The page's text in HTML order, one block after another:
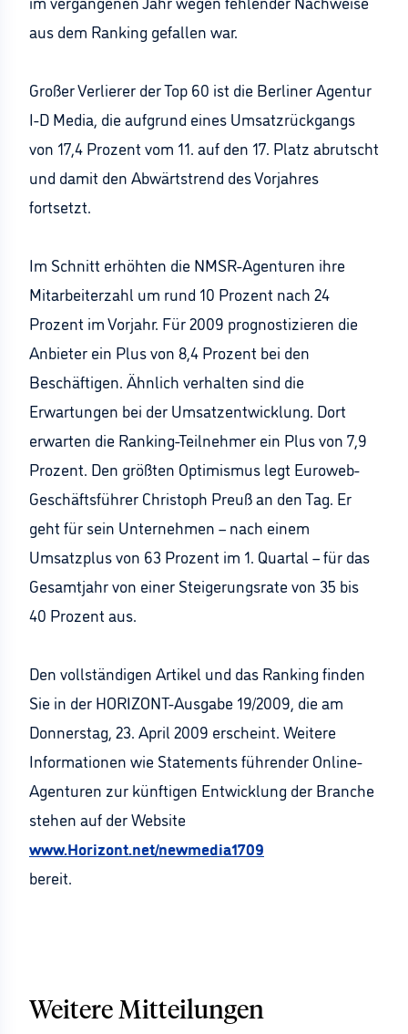
aus dem Ranking gefallen war.
Großer Verlierer der Top 60 ist die Berliner Agentur
I-D Media, die aufgrund eines Umsatzrückgangs
von 17,4 Prozent vom 11. auf den 17. Platz abrutscht
und damit den Abwärtstrend des Vorjahres
fortsetzt.
Im Schnitt erhöhten die NMSR-Agenturen ihre
Mitarbeiterzahl um rund 10 Prozent nach 24
Prozent im Vorjahr. Für 2009 prognostizieren die
Anbieter ein Plus von 8,4 Prozent bei den
Beschäftigen. Ähnlich verhalten sind die
Erwartungen bei der Umsatzentwicklung. Dort
erwarten die Ranking-Teilnehmer ein Plus von 7,9
Prozent. Den größten Optimismus legt Euroweb-
Geschäftsführer Christoph Preuß an den Tag. Er
geht für sein Unternehmen – nach einem
Umsatzplus von 63 Prozent im 1. Quartal – für das
Gesamtjahr von einer Steigerungsrate von 35 bis
40 Prozent aus.
Den vollständigen Artikel und das Ranking finden
Sie in der HORIZONT-Ausgabe 19/2009, die am
Donnerstag, 23. April 2009 erscheint. Weitere
Informationen wie Statements führender Online-
Agenturen zur künftigen Entwicklung der Branche
stehen auf der Website
www.Horizont.net/newmedia1709
bereit.
Weitere Mitteilungen